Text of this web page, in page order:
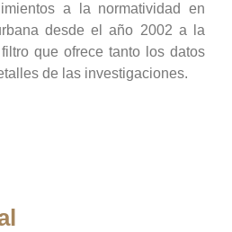
a la normatividad en
desde el año 2002 a la
que ofrece tanto los datos
de las investigaciones.